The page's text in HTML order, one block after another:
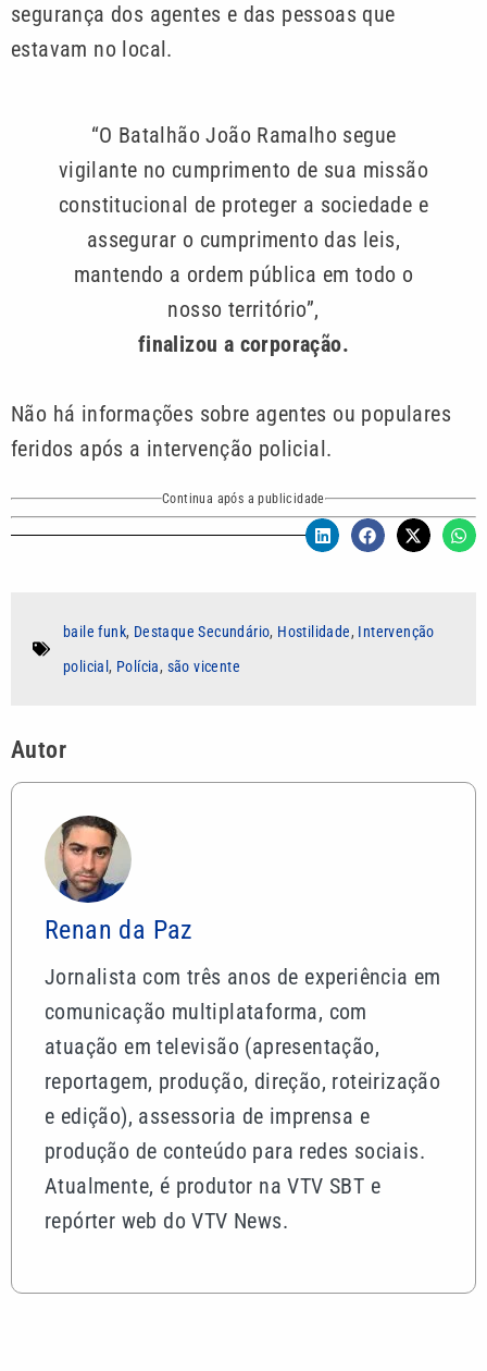
segurança dos agentes e das pessoas que
estavam no local.
“​O Batalhão João Ramalho segue
vigilante no cumprimento de sua missão
constitucional de proteger a sociedade e
assegurar o cumprimento das leis,
mantendo a ordem pública em todo o
nosso território”,
finalizou a corporação.
Não há informações sobre agentes ou populares
feridos após a intervenção policial.
Continua após a publicidade
baile funk, Destaque Secundário, Hostilidade, Intervenção
policial , Polícia, são vicente
Autor
Renan da Paz
Jornalista com três anos de experiência em
comunicação multiplataforma, com
atuação em televisão (apresentação,
reportagem, produção, direção, roteirização
e edição), assessoria de imprensa e
produção de conteúdo para redes sociais.
Atualmente, é produtor na VTV SBT e
repórter web do VTV News.